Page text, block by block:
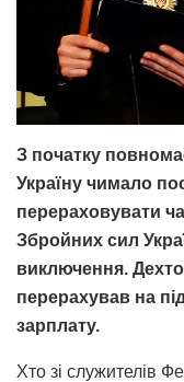
З початку
Україну чимало
перераховувати
Збройних сил
виключення. Дехто
перерахував на
зарплату.
Хто зі служителів